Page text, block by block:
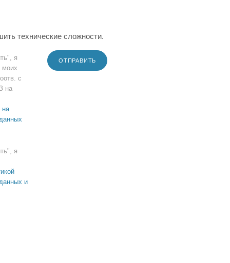
технические сложности.
я
моих
с
на
на
я
и
ОТПРАВИТЬ